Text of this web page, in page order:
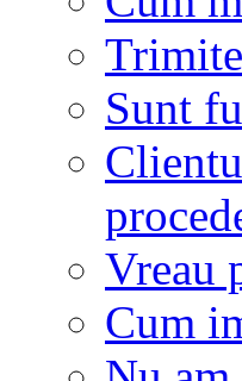
Sunt
Vreau
Cum